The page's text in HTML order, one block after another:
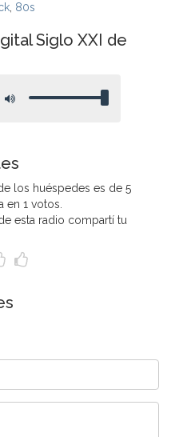
80s
Siglo XXI de
los huéspedes es de 5
en 1 votos.
esta radio compartí tu